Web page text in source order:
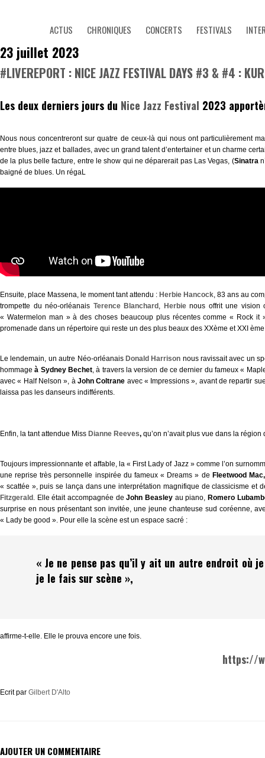
ACTUS CHRONIQUES CONCERTS FESTIVALS
23 juillet 2023
#LIVEREPORT : NICE JAZZ FESTIVAL DAYS #3 & #4 :
Les deux derniers jours du Nice Jazz Festival 2023
Nous nous concentreront sur quatre de ceux-là qui nous ont particulièrement
entre blues, jazz et ballades, avec un grand talent d’entertainer et un charme
de la plus belle facture, entre le show qui ne déparerait pas Las Vegas, (Sinatra
baigné de blues. Un régaL
Ensuite, place Massena, le moment tant attendu : Herbie Hancock, 83 ans au
trompette du néo-orléanais Terence Blanchard , Herbienous offrit une vision
« Watermelon man » à des choses beaucoup plus récentes comme « Rock
promenade dans un répertoire qui reste un des plus beaux des XXème et XXI
Le lendemain, un autre Néo-orléanaisDonald Harrison nous ravissait avec un
hommageà Sydney Bechet, à travers la version de ce dernier du fameux «
avec « Half Nelson », à John Coltrane avec « Impressions », avant de repartir
laissa pas les danseurs indifférents.
Enfin, la tant attendue Miss Dianne Reeves, qu’on n’avait plus vue dans la
Toujours impressionnante et affable, la « First Lady of Jazz » comme l’on
une reprise très personnelle inspirée du fameux « Dreams » de Fleetwood
« scattée », puis se lança dans une interprétation magnifique de classicisme
Fitzgerald . Elle était accompagnée deJohn Beasley au piano, Romero
surprise en nous présentant son invitée, une jeune chanteuse sud coréenne,
« Lady be good ». Pour elle la scène est un espace sacré :
« Je ne pense pas qu’il y ait un autre endroit où
je le fais sur scène »,
affirme-t-elle. Elle le prouva encore une fois.
https://
Ecrit par Gilbert D'Alto
AJOUTER UN COMMENTAIRE